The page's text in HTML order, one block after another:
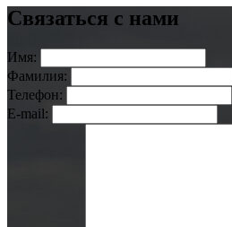
Связаться с нами
Имя:
Фамилия:
Телефон:
E-mail: